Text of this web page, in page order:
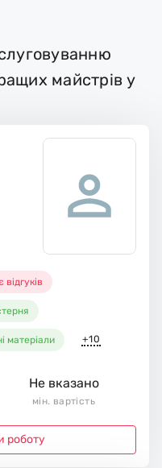
майстрів у
матеріали +10
Не вказано
мін. вартість
роботу